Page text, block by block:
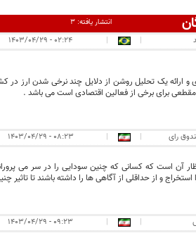
انتشار یافته:۳
|
| ۰۲:۲۴ - ۱۴۰۳/۰۴/۲۹
و ارائه یک تحلیل روشن از دلایل چند نرخی شدن ارز
برای برخی از فعالین اقتصادی است می باشد .
رای |
| ۰۸:۲۳ - ۱۴۰۳/۰۴/۲۹
آن است که کسانی که چنین سودایی را در سر می
و از حداقلی از آگاهی ها را داشته باشند تا تاثیر
|
| ۰۹:۲۳ - ۱۴۰۳/۰۴/۲۹